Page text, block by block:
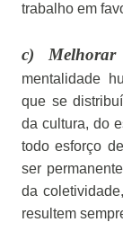
trabalho em
c) Melhorar
mentalidade
que se
da cultura, do
todo esforço
ser
da
resultem